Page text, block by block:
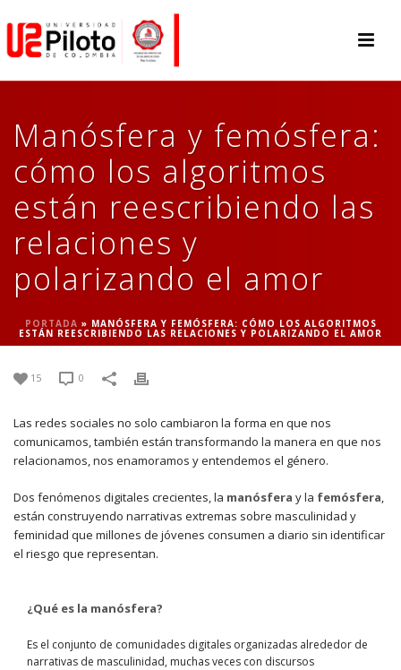
Manósfera y femósfera:
cómo los algoritmos
están reescribiendo las
relaciones y
polarizando el amor
PORTADA » MANÓSFERA Y FEMÓSFERA: CÓMO LOS ALGORITMOS
ESTÁN REESCRIBIENDO LAS RELACIONES Y POLARIZANDO EL AMOR
15 0
Las redes sociales no solo cambiaron la forma en que nos
comunicamos, también están transformando la manera en que nos
relacionamos, nos enamoramos y entendemos el género.
Dos fenómenos digitales crecientes, la manósfera y la femósfera,
están construyendo narrativas extremas sobre masculinidad y
feminidad que millones de jóvenes consumen a diario sin identificar
el riesgo que representan.
¿Qué es la manósfera?
Es el conjunto de comunidades digitales organizadas alrededor de
narrativas de masculinidad, muchas veces con discursos